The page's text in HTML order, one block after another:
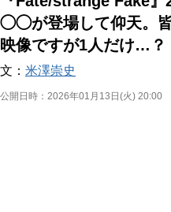
◯◯が登場して仰天。
映像ですが1人だけ…？
文： 米澤崇史
公開日時： 2026年01月13日(火) 20:00